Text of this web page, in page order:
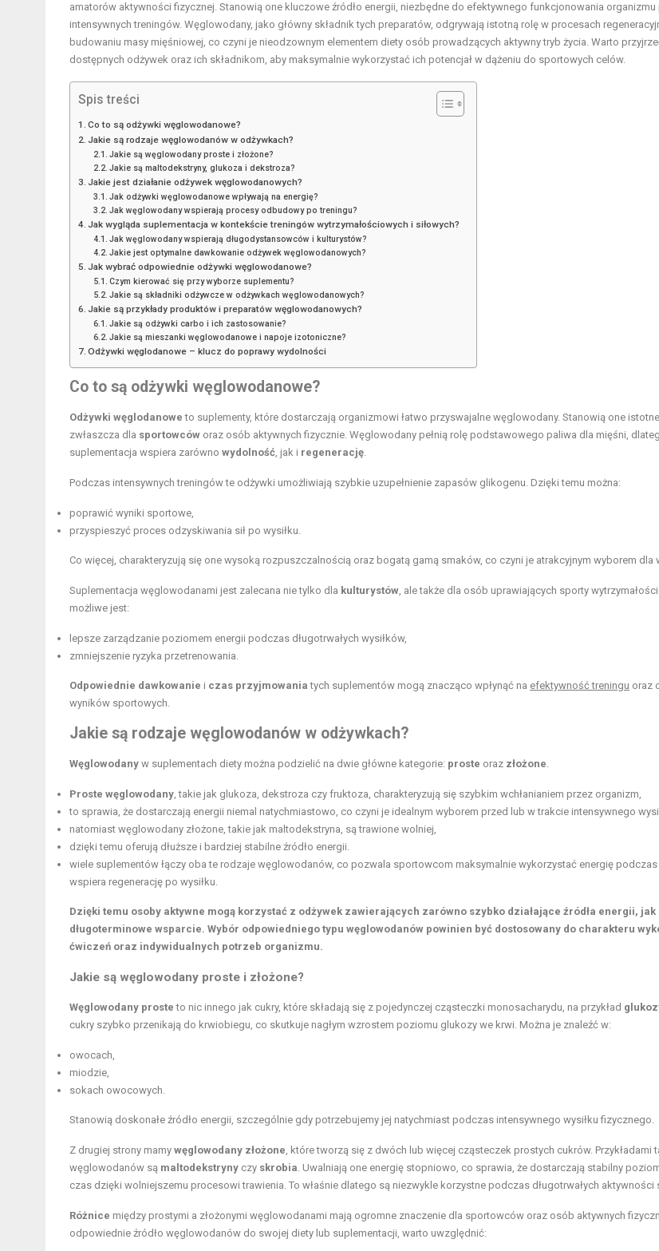
amatorów aktywności fizycznej. Stanowią one kluczowe źródło energii, niezbędne do efektywnego funkcjonowania
intensywnych treningów. Węglowodany, jako główny składnik tych preparatów, odgrywają istotną rolę w procesach
budowaniu masy mięśniowej, co czyni je nieodzownym elementem diety osób prowadzących aktywny tryb życia. Warto
dostępnych odżywek oraz ich składnikom, aby maksymalnie wykorzystać ich potencjał w dążeniu do sportowych celów.
Spis treści
Co to są odżywki węglowodanowe?
Jakie są rodzaje węglowodanów w odżywkach?
Jakie są węglowodany proste i złożone?
Jakie są maltodekstryny, glukoza i dekstroza?
Jakie jest działanie odżywek węglowodanowych?
Jak odżywki węglowodanowe wpływają na energię?
Jak węglowodany wspierają procesy odbudowy po treningu?
Jak wygląda suplementacja w kontekście treningów wytrzymałościowych i siłowych?
Jak węglowodany wspierają długodystansowców i kulturystów?
Jakie jest optymalne dawkowanie odżywek węglowodanowych?
Jak wybrać odpowiednie odżywki węglowodanowe?
Czym kierować się przy wyborze suplementu?
Jakie są składniki odżywcze w odżywkach węglowodanowych?
Jakie są przykłady produktów i preparatów węglowodanowych?
Jakie są odżywki carbo i ich zastosowanie?
Jakie są mieszanki węglowodanowe i napoje izotoniczne?
Odżywki węglodanowe – klucz do poprawy wydolności
Co to są odżywki węglowodanowe?
Odżywki węglodanowe to suplementy, które dostarczają organizmowi łatwo przyswajalne węglowodany. Stanowią one
zwłaszcza dla sportowców oraz osób aktywnych fizycznie. Węglowodany pełnią rolę podstawowego paliwa dla mięśni,
suplementacja wspiera zarówno wydolność, jak i regenerację.
Podczas intensywnych treningów te odżywki umożliwiają szybkie uzupełnienie zapasów glikogenu. Dzięki temu można:
poprawić wyniki sportowe,
przyspieszyć proces odzyskiwania sił po wysiłku.
Co więcej, charakteryzują się one wysoką rozpuszczalnością oraz bogatą gamą smaków, co czyni je atrakcyjnym wyborem dla
Suplementacja węglowodanami jest zalecana nie tylko dla kulturystów, ale także dla osób uprawiających sporty
możliwe jest:
lepsze zarządzanie poziomem energii podczas długotrwałych wysiłków,
zmniejszenie ryzyka przetrenowania.
Odpowiednie dawkowanie i czas przyjmowania tych suplementów mogą znacząco wpłynąć na efektywność treningu oraz
wyników sportowych.
Jakie są rodzaje węglowodanów w odżywkach?
Węglowodany w suplementach diety można podzielić na dwie główne kategorie: proste oraz złożone.
Proste węglowodany, takie jak glukoza, dekstroza czy fruktoza, charakteryzują się szybkim wchłanianiem przez organizm,
to sprawia, że dostarczają energii niemal natychmiastowo, co czyni je idealnym wyborem przed lub w trakcie intensywnego
natomiast węglowodany złożone, takie jak maltodekstryna, są trawione wolniej,
dzięki temu oferują dłuższe i bardziej stabilne źródło energii.
wiele suplementów łączy oba te rodzaje węglowodanów, co pozwala sportowcom maksymalnie wykorzystać energię
wspiera regenerację po wysiłku.
Dzięki temu osoby aktywne mogą korzystać z odżywek zawierających zarówno szybko działające źródła energii,
długoterminowe wsparcie. Wybór odpowiedniego typu węglowodanów powinien być dostosowany do charakteru
ćwiczeń oraz indywidualnych potrzeb organizmu.
Jakie są węglowodany proste i złożone?
Węglowodany proste to nic innego jak cukry, które składają się z pojedynczej cząsteczki monosacharydu, na przykład
cukry szybko przenikają do krwiobiegu, co skutkuje nagłym wzrostem poziomu glukozy we krwi. Można je znaleźć w:
owocach,
miodzie,
sokach owocowych.
Stanowią doskonałe źródło energii, szczególnie gdy potrzebujemy jej natychmiast podczas intensywnego wysiłku fizycznego.
Z drugiej strony mamy węglowodany złożone, które tworzą się z dwóch lub więcej cząsteczek prostych cukrów. Przykładami
węglowodanów są maltodekstryny czy skrobia. Uwalniają one energię stopniowo, co sprawia, że dostarczają stabilny
czas dzięki wolniejszemu procesowi trawienia. To właśnie dlatego są niezwykle korzystne podczas długotrwałych aktywności
Różnice między prostymi a złożonymi węglowodanami mają ogromne znaczenie dla sportowców oraz osób aktywnych
odpowiednie źródło węglowodanów do swojej diety lub suplementacji, warto uwzględnić: